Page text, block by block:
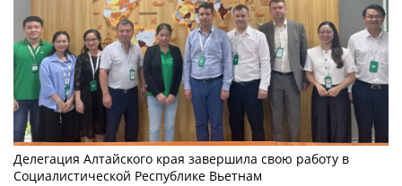
Делегация Алтайского края завершила свою работу в
Социалистической Республике Вьетнам